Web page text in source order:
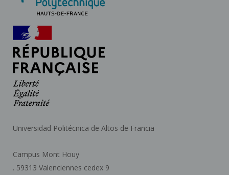
Universidad Politécnica de Altos de Francia
Campus Mont Houy
. 59313 Valenciennes cedex 9